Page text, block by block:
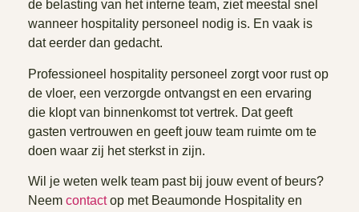
de belasting van het interne team, ziet meestal snel
wanneer hospitality personeel nodig is. En vaak is
dat eerder dan gedacht.
Professioneel hospitality personeel zorgt voor rust op
de vloer, een verzorgde ontvangst en een ervaring
die klopt van binnenkomst tot vertrek. Dat geeft
gasten vertrouwen en geeft jouw team ruimte om te
doen waar zij het sterkst in zijn.
Wil je weten welk team past bij jouw event of beurs?
Neem contactop met Beaumonde Hospitality en